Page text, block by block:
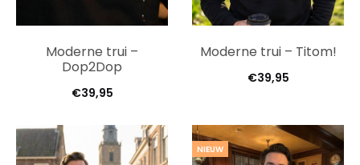
Moderne trui –
Dop2Dop
€39,95
Moderne trui – Titom!
€39,95
NIEUW